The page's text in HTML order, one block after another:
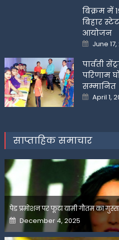
बिक्रम में
बिहार
आयोजन
Posted
on
June
पार्वती
परिणाम
सम्मानित
Posted
on
April 1,
साप्ताहिक समाचार
पेड प्रमोशन पर फूटा यामी गौतम का
Posted
on
December 4, 2025